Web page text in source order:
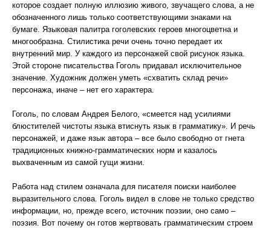
которое создает полную иллюзию живого, звучащего слова, а не
обозначенного лишь только соответствующими знаками на
бумаге. Языковая палитра гоголевских героев многоцветна и
многообразна. Стилистика речи очень точно передает их
внутренний мир. У каждого из персонажей свой рисунок языка.
Этой стороне писательства Гоголь придавал исключительное
значение. Художник должен уметь «схватить склад речи»
персонажа, иначе – нет его характера.
Гоголь, по словам Андрея Белого, «смеется над усилиями
блюстителей чистоты языка втиснуть язык в грамматику». И речь
персонажей, и даже язык автора – все было свободно от гнета
традиционных книжно-грамматических норм и казалось
выхваченным из самой гущи жизни.
Работа над стилем означала для писателя поиски наиболее
выразительного слова. Гоголь видел в слове не только средство
информации, но, прежде всего, источник поэзии, оно само –
поэзия. Вот почему он готов жертвовать грамматическим строем